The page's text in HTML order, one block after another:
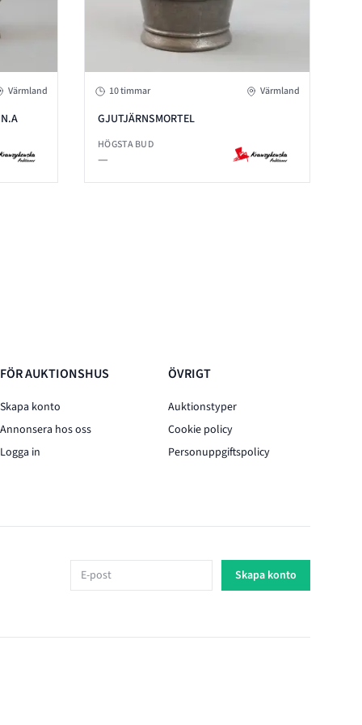
Värmland 10 timmar Värmland
GJUTJÄRNSMORTEL
HÖGSTA BUD
—
FÖR AUKTIONSHUS
Skapa konto
Annonsera hos oss
Logga in
ÖVRIGT
Auktionstyper
Cookie policy
Personuppgiftspolicy
E-post Skapa konto